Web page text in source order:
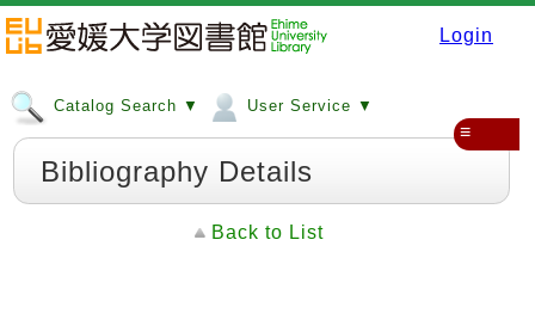
Login
Catalog Search ▼ User Service ▼
≡
Bibliography Details
Back to List